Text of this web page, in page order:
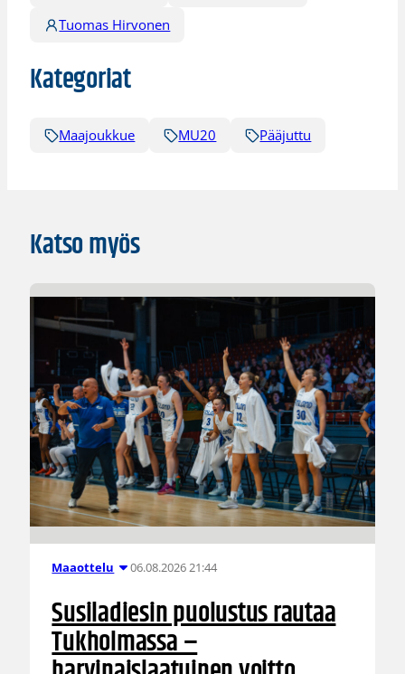
Tuomas Hirvonen
Kategoriat
Maajoukkue MU20 Pääjuttu
Katso myös
Maaottelu 06.08.2026 21:44
Susiladiesin puolustus rautaa
Tukholmassa –